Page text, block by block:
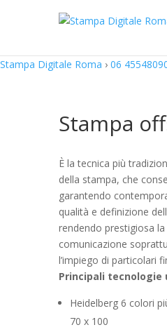
Stampa Digitale Roma › 06
Stampa
È la tecnica più
della stampa, che
garantendo
qualità e definizione
rendendo prestigiosa
comunicazione
l’impiego di particolari
Principali tecnologie
Heidelberg 6 colori
70 x 100